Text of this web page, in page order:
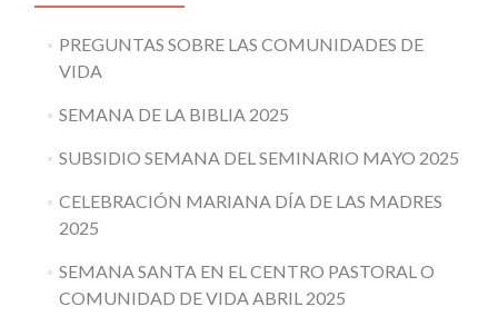
PREGUNTAS SOBRE LAS COMUNIDADES DE
VIDA
SEMANA DE LA BIBLIA 2025
SUBSIDIO SEMANA DEL SEMINARIO MAYO 2025
CELEBRACIÓN MARIANA DÍA DE LAS MADRES
2025
SEMANA SANTA EN EL CENTRO PASTORAL O
COMUNIDAD DE VIDA ABRIL 2025